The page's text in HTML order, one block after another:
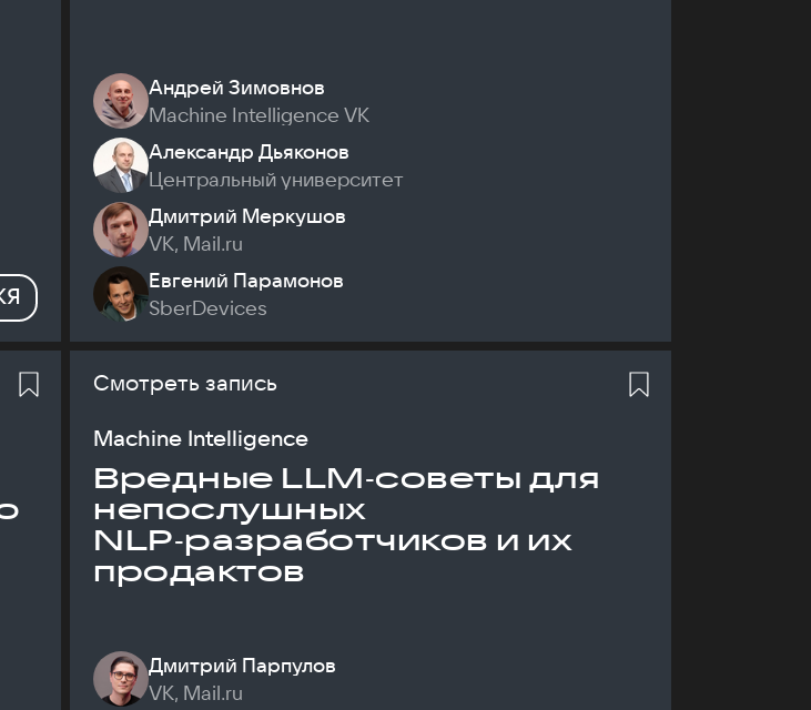
Андрей Зимовнов
Machine Intelligence VK
Александр Дьяконов
Центральный университет
Дмитрий Меркушов
VK, Mail.ru
Евгений Парамонов
SberDevices
Смотреть запись
Machine Intelligence
Вредные LLM‑советы для
непослушных
NLP‑разработчиков и их
продактов
Дмитрий Парпулов
VK, Mail.ru